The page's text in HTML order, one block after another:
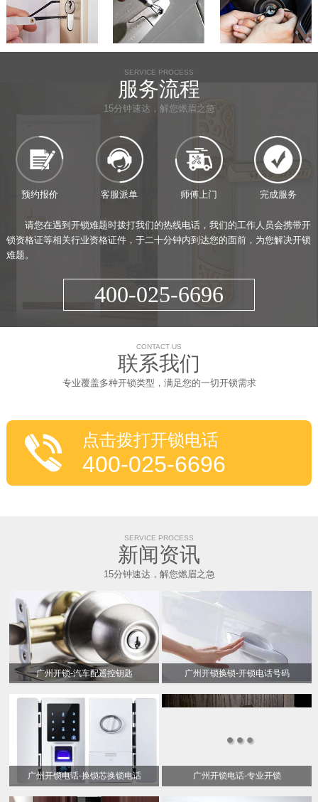
SERVICE PROCESS
服务流程
15分钟速达，解您燃眉之急
预约报价 客服派单 师傅上门 完成服务
请您在遇到开锁难题时拨打我们的热线电话，我们的工作人员会携带开
锁资格证等相关行业资格证件，于二十分钟内到达您的面前，为您解决开锁
难题。
400-025-6696
CONTACT US
联系我们
专业覆盖多种开锁类型，满足您的一切开锁需求
点击拨打开锁电话
400-025-6696
SERVICE PROCESS
新闻资讯
15分钟速达，解您燃眉之急
广州开锁-汽车配遥控钥匙 广州开锁换锁-开锁电话号码
广州开锁电话-换锁芯换锁电话 广州开锁电话-专业开锁